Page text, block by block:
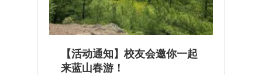
【活动通知】校友会邀你一起
来蓝山春游！